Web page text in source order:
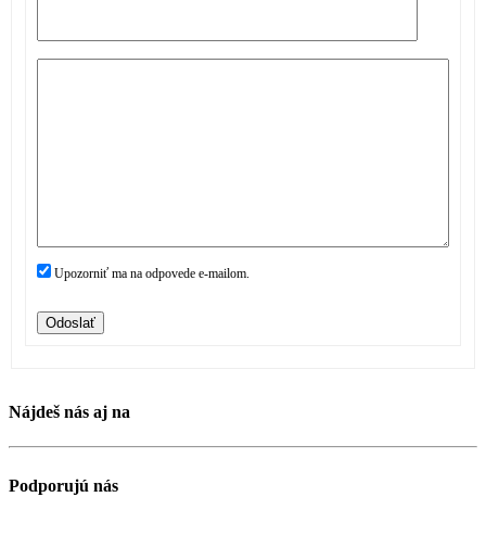
Upozorniť ma na odpovede e-mailom.
Odoslať
Nájdeš nás aj na
Podporujú nás